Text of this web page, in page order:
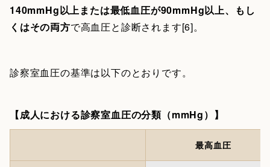
140mmHg以上または最低血圧が90mmHg以上、もし
くはその両方で高血圧と診断されます[6]。
診察室血圧の基準は以下のとおりです。
【成人における診察室血圧の分類（mmHg）】
最高血圧